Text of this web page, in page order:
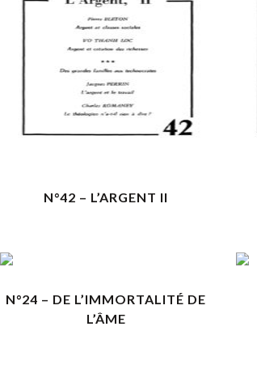
N°42 – L’ARGENT II
N°24 – DE L’IMMORTALITÉ DE
L’ÂME